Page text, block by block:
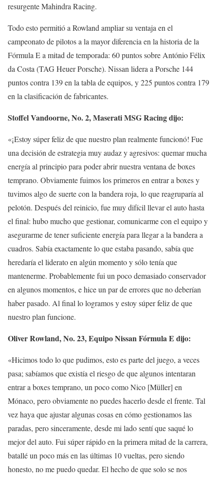
resurgente Mahindra Racing.
Todo esto permitió a Rowland ampliar su ventaja en el
campeonato de pilotos a la mayor diferencia en la historia de la
Fórmula E a mitad de temporada: 60 puntos sobre António Félix
da Costa (TAG Heuer Porsche). Nissan lidera a Porsche 144
puntos contra 139 en la tabla de equipos, y 225 puntos contra 179
en la clasificación de fabricantes.
Stoffel Vandoorne, No. 2, Maserati MSG Racing dijo:
«¡Estoy súper feliz de que nuestro plan realmente funcionó! Fue
una decisión de estrategia muy audaz y agresivos: quemar mucha
energía al principio para poder abrir nuestra ventana de boxes
temprano. Obviamente fuimos los primeros en entrar a boxes y
tuvimos algo de suerte con la bandera roja, lo que reagruparía al
pelotón. Después del reinicio, fue muy difícil llevar el auto hasta
el final: hubo mucho que gestionar, comunicarme con el equipo y
asegurarme de tener suficiente energía para llegar a la bandera a
cuadros. Sabía exactamente lo que estaba pasando, sabía que
heredaría el liderato en algún momento y sólo tenía que
mantenerme. Probablemente fui un poco demasiado conservador
en algunos momentos, e hice un par de errores que no deberían
haber pasado. Al final lo logramos y estoy súper feliz de que
nuestro plan funcione.
Oliver Rowland, No. 23, Equipo Nissan Fórmula E dijo:
«Hicimos todo lo que pudimos, esto es parte del juego, a veces
pasa; sabíamos que existía el riesgo de que algunos intentaran
entrar a boxes temprano, un poco como Nico [Müller] en
Mónaco, pero obviamente no puedes hacerlo desde el frente. Tal
vez haya que ajustar algunas cosas en cómo gestionamos las
paradas, pero sinceramente, desde mi lado sentí que saqué lo
mejor del auto. Fui súper rápido en la primera mitad de la carrera,
batallé un poco más en las últimas 10 vueltas, pero siendo
honesto, no me puedo quedar. El hecho de que solo se nos